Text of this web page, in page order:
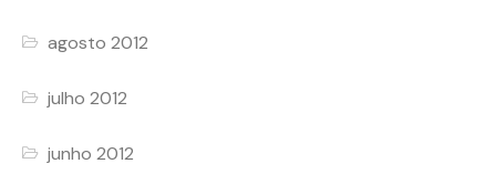
agosto 2012
julho 2012
junho 2012